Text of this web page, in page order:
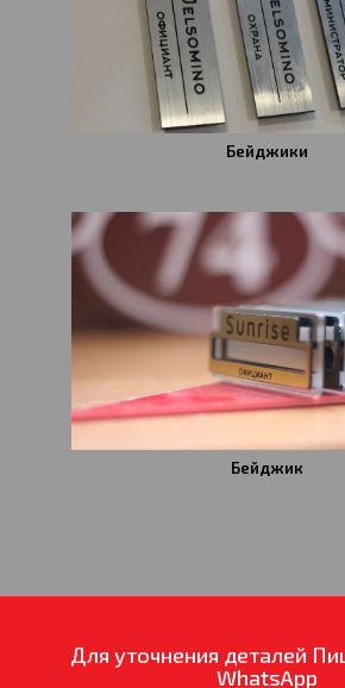
Бейджики
Бейджик
Для уточнения деталей
WhatsApp